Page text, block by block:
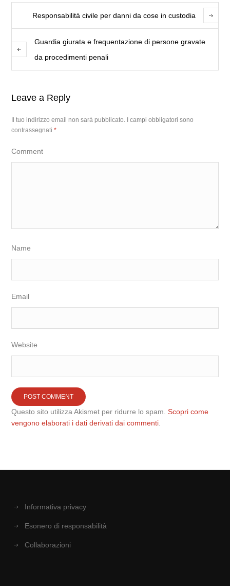
Responsabilità civile per danni da cose in custodia
Guardia giurata e frequentazione di persone gravate
da procedimenti penali
Leave a Reply
Il tuo indirizzo email non sarà pubblicato.
I campi obbligatori sono
contrassegnati*
Comment
Name
Email
Website
Questo sito utilizza Akismet per ridurre lo spam.Scopri come
vengono elaborati i dati derivati dai commenti
Informativa privacy
Esonero di responsabilità
Collaborazioni